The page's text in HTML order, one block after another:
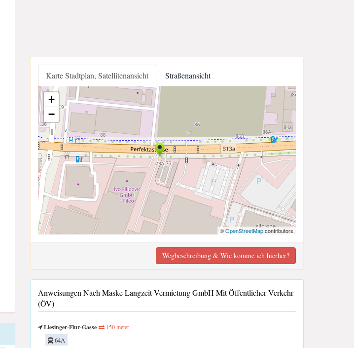
Karte Stadtplan, Satellitenansicht Straßenansicht
+
−
©OpenStreetMapcontributors
Wegbeschreibung & Wie komme ich hierher?
Anweisungen Nach Maske Langzeit-Vermietung GmbH Mit Öffentlicher Verkehr
(ÖV)
Liesinger-Flur-Gasse 150 meter
64A